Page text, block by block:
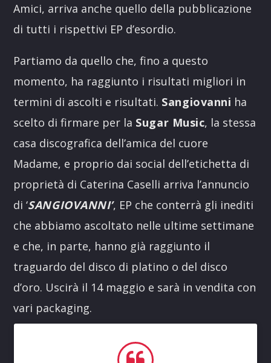
Amici, arriva anche quello della pubblicazione
di tutti i rispettivi EP d’esordio.
Partiamo da quello che, fino a questo
momento, ha raggiunto i risultati migliori in
termini di ascolti e risultati. Sangiovanni ha
scelto di firmare per la Sugar Music, la stessa
casa discografica dell’amica del cuore
Madame, e proprio dai social dell’etichetta di
proprietà di Caterina Caselli arriva l’annuncio
di ‘SANGIOVANNI’, EP che conterrà gli inediti
che abbiamo ascoltato nelle ultime settimane
e che, in parte, hanno già raggiunto il
traguardo del disco di platino o del disco
d’oro. Uscirà il 14 maggio e sarà in vendita con
vari packaging.